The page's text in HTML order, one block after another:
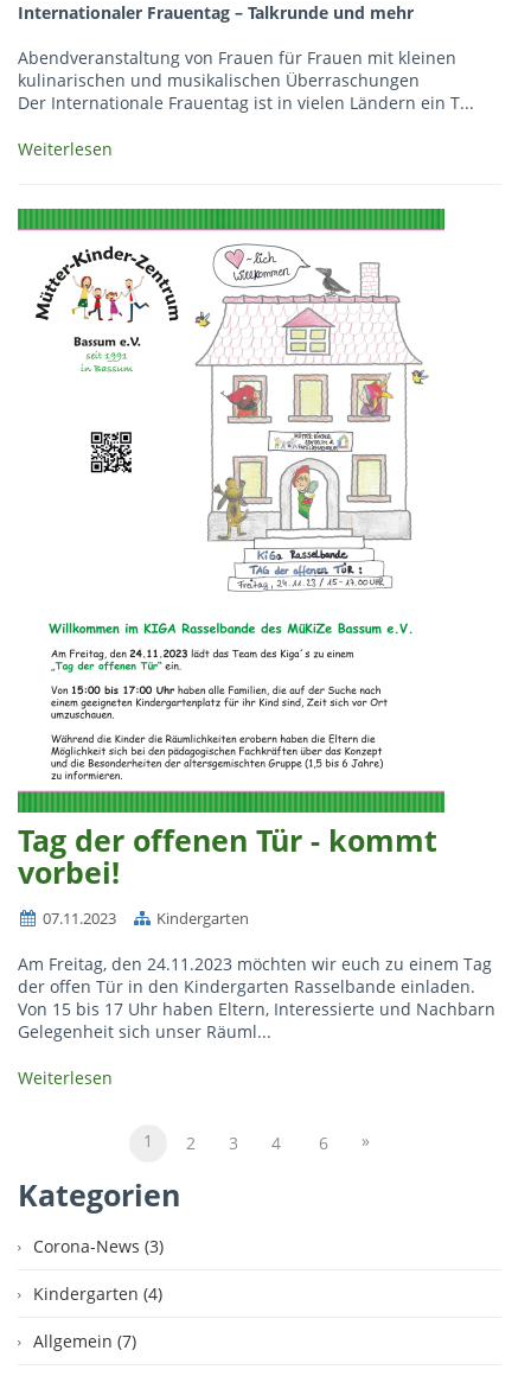
Internationaler Frauentag – Talkrunde und mehr
Abendveranstaltung von Frauen für Frauen mit kleinen
kulinarischen und musikalischen Überraschungen
Der Internationale Frauentag ist in vielen Ländern ein T...
Weiterlesen
Tag der offenen Tür - kommt
vorbei!
07.11.2023 Kindergarten
Am Freitag, den 24.11.2023 möchten wir euch zu einem Tag
der offen Tür in den Kindergarten Rasselbande einladen.
Von 15 bis 17 Uhr haben Eltern, Interessierte und Nachbarn
Gelegenheit sich unser Räuml...
Weiterlesen
1 2 3 4 6 »
Kategorien
Corona-News (3)
Kindergarten (4)
Allgemein (7)